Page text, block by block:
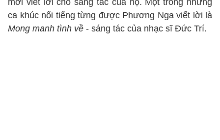
mời viết lời cho sáng tác của họ. Một trong những
ca khúc nổi tiếng từng được Phương Nga viết lời là
Mong manh tình về - sáng tác của nhạc sĩ Đức Trí.